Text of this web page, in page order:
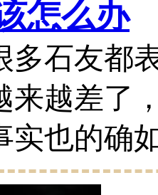
怎么办
多石友都
来越差了
实也的确
们的整体